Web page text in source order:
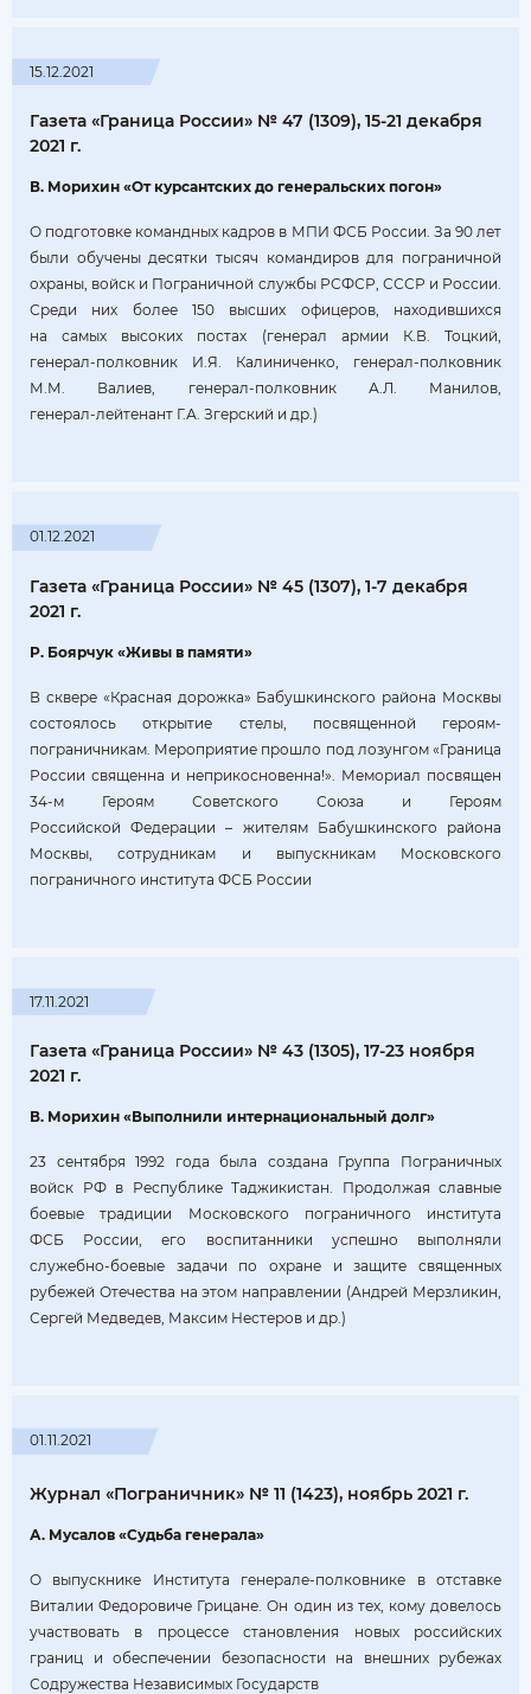
15.12.2021
Газета «Граница России» № 47 (1309), 15-21 декабря
2021 г.
В. Морихин «От курсантских до генеральских погон»
О подготовке командных кадров в МПИ ФСБ России. За 90 лет
были обучены десятки тысяч командиров для пограничной
охраны, войск и Пограничной службы РСФСР, СССР и России.
Среди них более 150 высших офицеров, находившихся
на самых высоких постах (генерал армии К.В. Тоцкий,
генерал‑полковник И.Я. Калиниченко, генерал‑полковник
М.М. Валиев, генерал‑полковник А.Л. Манилов,
генерал‑лейтенант Г.А. Згерский и др.)
01.12.2021
Газета «Граница России» № 45 (1307), 1-7 декабря
2021 г.
Р. Боярчук «Живы в памяти»
В сквере «Красная дорожка» Бабушкинского района Москвы
состоялось открытие стелы, посвященной героям-
пограничникам. Мероприятие прошло под лозунгом «Граница
России священна и неприкосновенна!». Мемориал посвящен
34‑м Героям Советского Союза и Героям
Российской Федерации – жителям Бабушкинского района
Москвы, сотрудникам и выпускникам Московского
пограничного института ФСБ России
17.11.2021
Газета «Граница России» № 43 (1305), 17-23 ноября
2021 г.
В. Морихин «Выполнили интернациональный долг»
23 сентября 1992 года была создана Группа Пограничных
войск РФ в Республике Таджикистан. Продолжая славные
боевые традиции Московского пограничного института
ФСБ России, его воспитанники успешно выполняли
служебно-боевые задачи по охране и защите священных
рубежей Отечества на этом направлении (Андрей Мерзликин,
Сергей Медведев, Максим Нестеров и др.)
01.11.2021
Журнал «Пограничник» № 11 (1423), ноябрь 2021 г.
А. Мусалов «Судьба генерала»
О выпускнике Института генерале-полковнике в отставке
Виталии Федоровиче Грицане. Он один из тех, кому довелось
участвовать в процессе становления новых российских
границ и обеспечении безопасности на внешних рубежах
Содружества Независимых Государств